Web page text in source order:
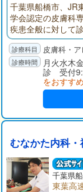
千葉県船橋市、JR
学会認定の皮膚科
疾患全般に対して
を入れています。
副作用の多い薬は
は一般皮膚科・小
４つの柱からな
皮膚科・
月火水木
診 受付
をおすす
むなかた内科
千葉県
東葉高